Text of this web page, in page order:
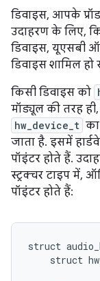
डिवाइस, आपके
उदाहरण के लिए,
डिवाइस, यूएसबी
डिवाइस शामिल
किसी डिवाइस को
मॉड्यूल की तरह
hw_device_t का
जाता है. इसमें
पॉइंटर होते हैं.
स्ट्रक्चर टाइप में,
पॉइंटर होते हैं:
struct
struct